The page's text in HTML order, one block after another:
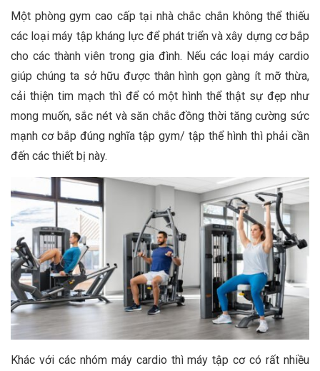
Một phòng gym cao cấp tại nhà chắc chắn không thể thiếu
các loại máy tập kháng lực để phát triển và xây dựng cơ bắp
cho các thành viên trong gia đình. Nếu các loại máy cardio
giúp chúng ta sở hữu được thân hình gọn gàng ít mỡ thừa,
cải thiện tim mạch thì để có một hình thể thật sự đẹp như
mong muốn, sắc nét và săn chắc đồng thời tăng cường sức
mạnh cơ bắp đúng nghĩa tập gym/ tập thể hình thì phải cần
đến các thiết bị này.
Khác với các nhóm máy cardio thì máy tập cơ có rất nhiều